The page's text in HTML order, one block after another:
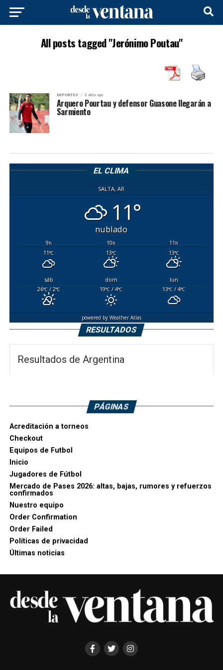
All posts tagged "Jerónimo Poutau"
DEPORTES 3 años ago
Arquero Pourtau y defensor Guasone llegarán a
Sarmiento
EL CLIMA
SALTA, AR
11°
nublado
9h 10h 11h
11°C 13°C 13°C
sáb dom
lun
26°C/ 2°C 19°C / 4°C 13°C / 4°C
powered byWeather Atlas
RESULTADOS
Resultados de Argentina
PÁGINAS
Acreditación a torneos
Checkout
Equipos de Futbol
Inicio
Jugadores de Fútbol
Mercado de Pases 2026: altas, bajas, rumores y refuerzos
confirmados
Nuestro equipo
Order Confirmation
Order Failed
Políticas de privacidad
Últimas noticias